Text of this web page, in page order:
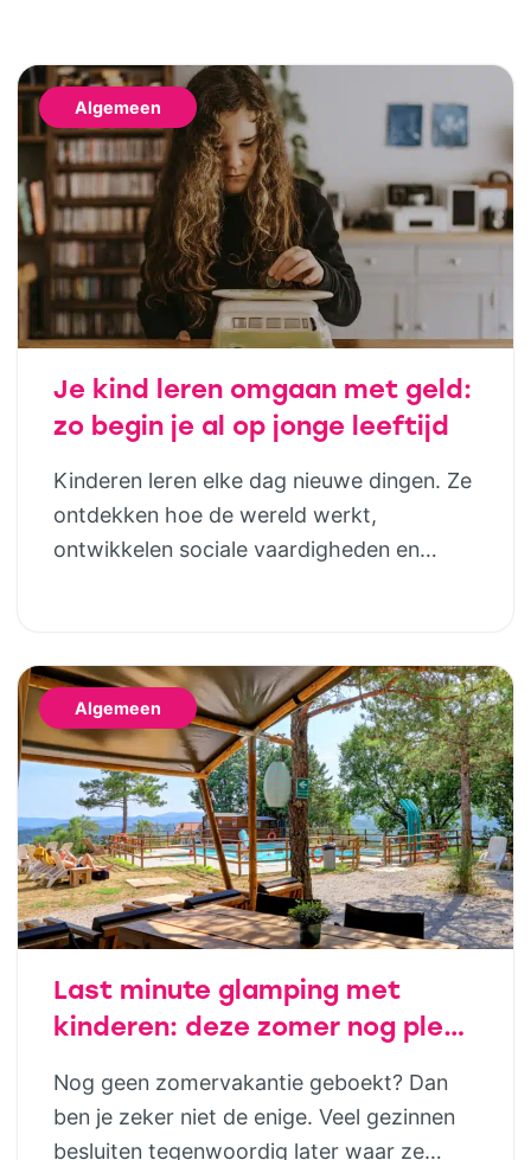
Algemeen
Je kind leren omgaan met geld:
zo begin je al op jonge leeftijd
Kinderen leren elke dag nieuwe dingen. Ze
ontdekken hoe de wereld werkt,
ontwikkelen sociale vaardigheden en
aan financiële opvoeding, help je kinderen
om later bewuste keuzes te maken. Dat
hoeft helemaal niet ingewikkeld te zijn;
juist […]
Algemeen
Last minute glamping met
kinderen: deze zomer nog plek
Vodatent en Tendi
Nog geen zomervakantie geboekt? Dan
ben je zeker niet de enige. Veel gezinnen
besluiten tegenwoordig later waar ze